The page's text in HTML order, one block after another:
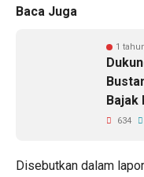
Baca Juga
1
Bajak
634
‎Disebutkan dalam